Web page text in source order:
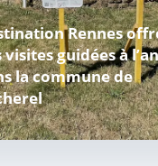
Rennes
visites guidées à
la commune de